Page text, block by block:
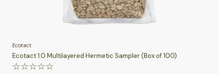
Ecotact
Ecotact 1.0 Multilayered Hermetic Sampler (Box of 100)
☆☆☆☆☆